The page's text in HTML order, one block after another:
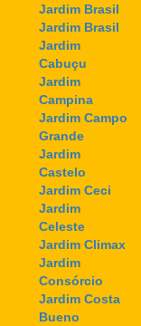
Jardim Brasil
Jardim Brasil
Jardim
Cabuçu
Jardim
Campina
Jardim Campo
Grande
Jardim
Castelo
Jardim Ceci
Jardim
Celeste
Jardim Climax
Jardim
Consórcio
Jardim Costa
Bueno